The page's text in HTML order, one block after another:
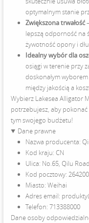
optymalnym stanie
Zwiększona trwałość
lepszą odporność na
żywotność opony i
Idealny wybór dla
osiągi w terenie przy
doskonałym
między jakością a
Wybierz Lakesea Alligator
potrzebujesz, aby
tym swojego budżetu!
Dane prawne
Nazwa producenta:
Kod kraju: CN
Ulica: No.65, Qilu Road
Kod pocztowy: 264200
Miasto: Weihai
Adres email:
Telefon: 713388000
Dane osoby